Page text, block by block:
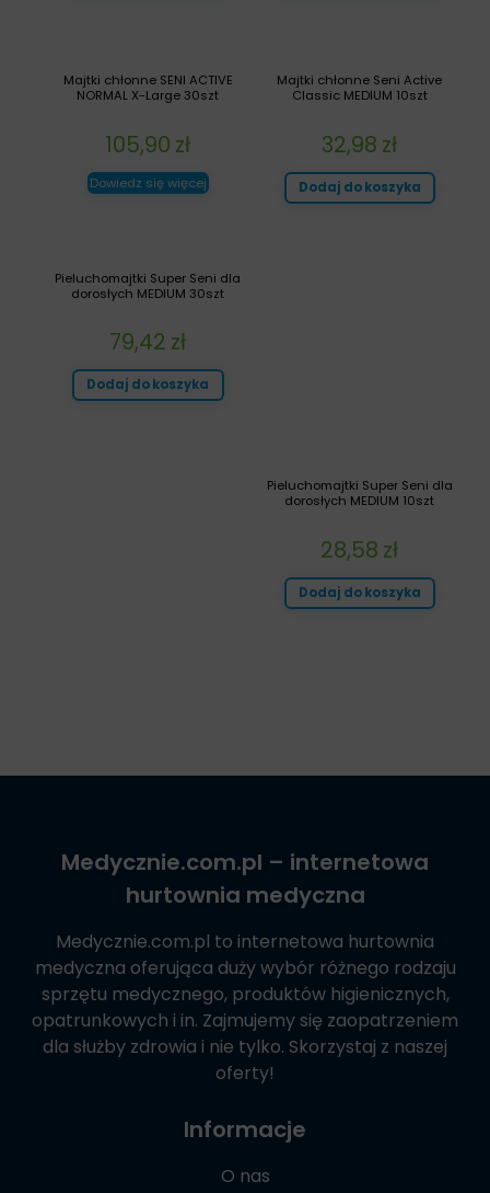
Majtki chłonne Seni Active
Classic MEDIUM 10szt
32,98 zł
Dodaj do koszyka
Majtki chłonne SENI ACTIVE
NORMAL X-Large 30szt
105,90 zł
Dowiedz się więcej
Pieluchomajtki Super Seni dla
dorosłych MEDIUM 30szt
79,42 zł
Dodaj do koszyka
Pieluchomajtki Super Seni dla
dorosłych MEDIUM 10szt
28,58 zł
Dodaj do koszyka
Medycznie.com.pl – internetowa
hurtownia medyczna
Medycznie.com.pl to internetowa hurtownia
medyczna oferująca duży wybór różnego rodzaju
sprzętu medycznego, produktów higienicznych,
opatrunkowych i in. Zajmujemy się zaopatrzeniem
dla służby zdrowia i nie tylko. Skorzystaj z naszej
oferty!
Informacje
O nas